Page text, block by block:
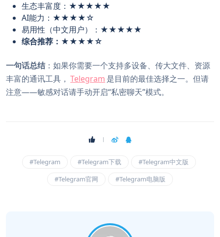
生态丰富度：★★★★★
AI能力：★★★★☆
易用性（中文用户）：★★★★★
综合推荐：★★★★☆
一句话总结：如果你需要一个支持多设备、传大文件、资源
丰富的通讯工具， Telegram 是目前的最佳选择之一。但请
注意——敏感对话请手动开启“私密聊天”模式。
#Telegram #Telegram下载
#Telegram中文版
#Telegram官网
#Telegram电脑版